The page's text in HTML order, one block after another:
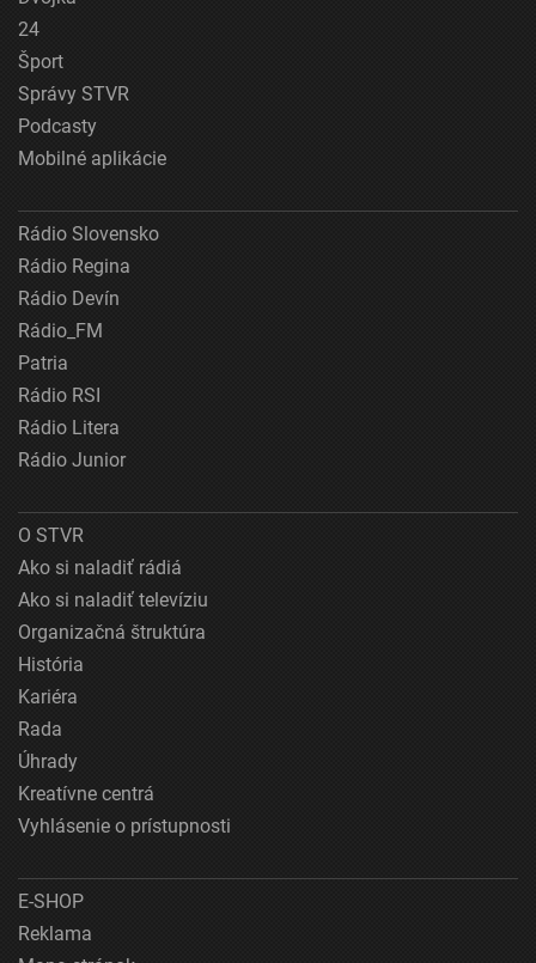
24
Šport
Správy STVR
Podcasty
Mobilné aplikácie
Rádio Slovensko
Rádio Regina
Rádio Devín
Rádio_FM
Patria
Rádio RSI
Rádio Litera
Rádio Junior
O STVR
Ako si naladiť rádiá
Ako si naladiť televíziu
Organizačná štruktúra
História
Kariéra
Rada
Úhrady
Kreatívne centrá
Vyhlásenie o prístupnosti
E-SHOP
Reklama